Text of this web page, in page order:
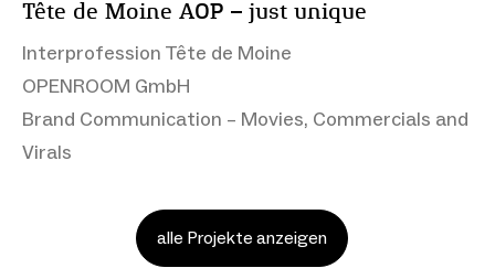
Tête de Moine AOP – just unique
Interprofession Tête de Moine
OPENROOM GmbH
Brand Communication – Movies, Commercials and
Virals
alle Projekte anzeigen